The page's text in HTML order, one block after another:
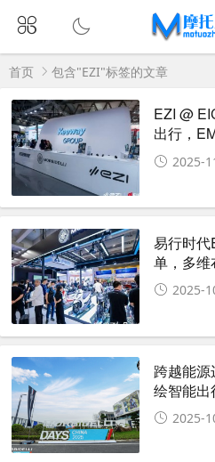
首页 包含"EZI"标签的文章
EZI @
出行，
能电动车
2025-
易行时
单，多
2025-
跨越能
绘智能出
2025-